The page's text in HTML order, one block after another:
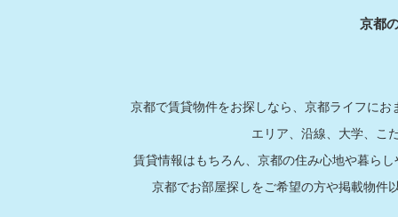
京都
京都で賃貸物件をお探しなら、京都ライフに
エリア、沿線、大学、こ
賃貸情報はもちろん、京都の住み心地や暮ら
京都でお部屋探しをご希望の方や掲載物件